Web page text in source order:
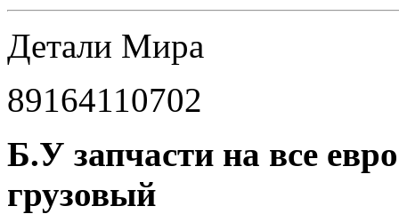
Детали Мира
89164110702
Б.У запчасти на все
грузовый